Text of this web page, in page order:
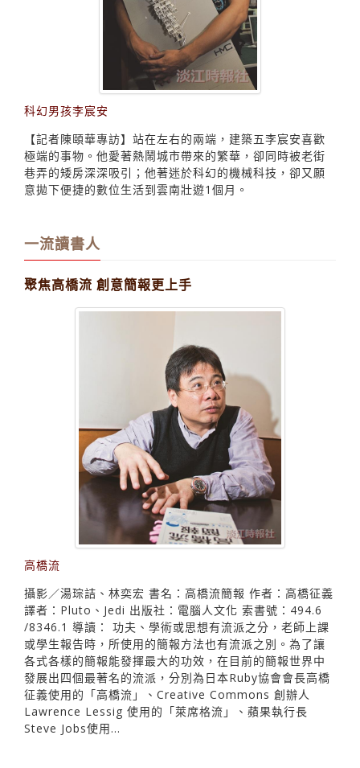
極端的事物。他愛著熱鬧城市帶來的繁華，卻同時被老街
巷弄的矮房深深吸引；他著迷於科幻的機械科技，卻又願
意拋下便捷的數位生活到雲南壯遊1個月。
聚焦高橋流 創意簡報更上手
高橋流
攝影／湯琮詰、林奕宏 書名：高橋流簡報 作者：高橋征義
譯者：Pluto、Jedi 出版社：電腦人文化 索書號：494.6
/8346.1 導讀： 功夫、學術或思想有流派之分，老師上課
或學生報告時，所使用的簡報方法也有流派之別。為了讓